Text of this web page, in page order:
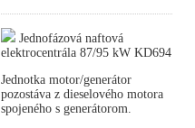
Jednofázová naftová
elektrocentrála 87/95 kW KD694
Jednotka motor/generátor
pozostáva z dieselového motora
spojeného s generátorom.